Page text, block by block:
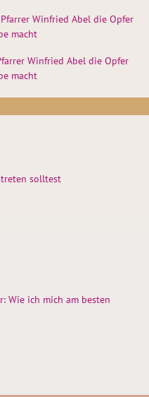
Winfried Abel die Opfer
macht
Winfried Abel die Opfer
macht
solltest
Wie ich mich am besten